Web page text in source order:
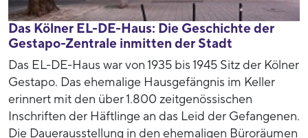
Das Kölner EL-DE-Haus: Die Geschichte der
Gestapo-Zentrale inmitten der Stadt
Das EL-DE-Haus war von 1935 bis 1945 Sitz der Kölner
Gestapo. Das ehemalige Hausgefängnis im Keller
erinnert mit den über 1.800 zeitgenössischen
Inschriften der Häftlinge an das Leid der Gefangenen.
Die Dauerausstellung in den ehemaligen Büroräumen